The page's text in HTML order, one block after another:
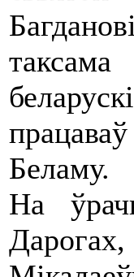
Беламу.
На